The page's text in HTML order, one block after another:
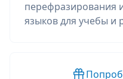
перефразирования
языков для учебы и